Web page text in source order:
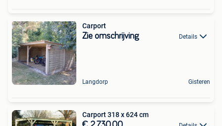
Carport
Zie omschrijving Details
Langdorp Gisteren
Carport 318 x 624 cm